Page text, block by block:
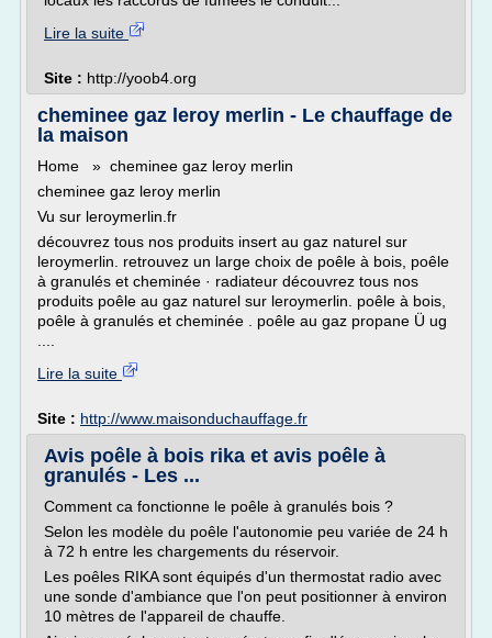
Lire la suite
Site : http://yoob4.org
cheminee gaz leroy merlin - Le chauffage de
la maison
Home » cheminee gaz leroy merlin
cheminee gaz leroy merlin
Vu sur leroymerlin.fr
découvrez tous nos produits insert au gaz naturel sur
leroymerlin. retrouvez un large choix de poêle à bois, poêle
à granulés et cheminée · radiateur découvrez tous nos
produits poêle au gaz naturel sur leroymerlin. poêle à bois,
poêle à granulés et cheminée . poêle au gaz propane Ü ug
Lire la suite
Site : http://www.maisonduchauffage.fr
Avis poêle à bois rika et avis poêle à
granulés - Les ...
Comment ca fonctionne le poêle à granulés bois ?
Selon les modèle du poêle l'autonomie peu variée de 24 h
à 72 h entre les chargements du réservoir.
Les poêles RIKA sont équipés d'un thermostat radio avec
une sonde d'ambiance que l'on peut positionner à environ
10 mètres de l'appareil de chauffe.